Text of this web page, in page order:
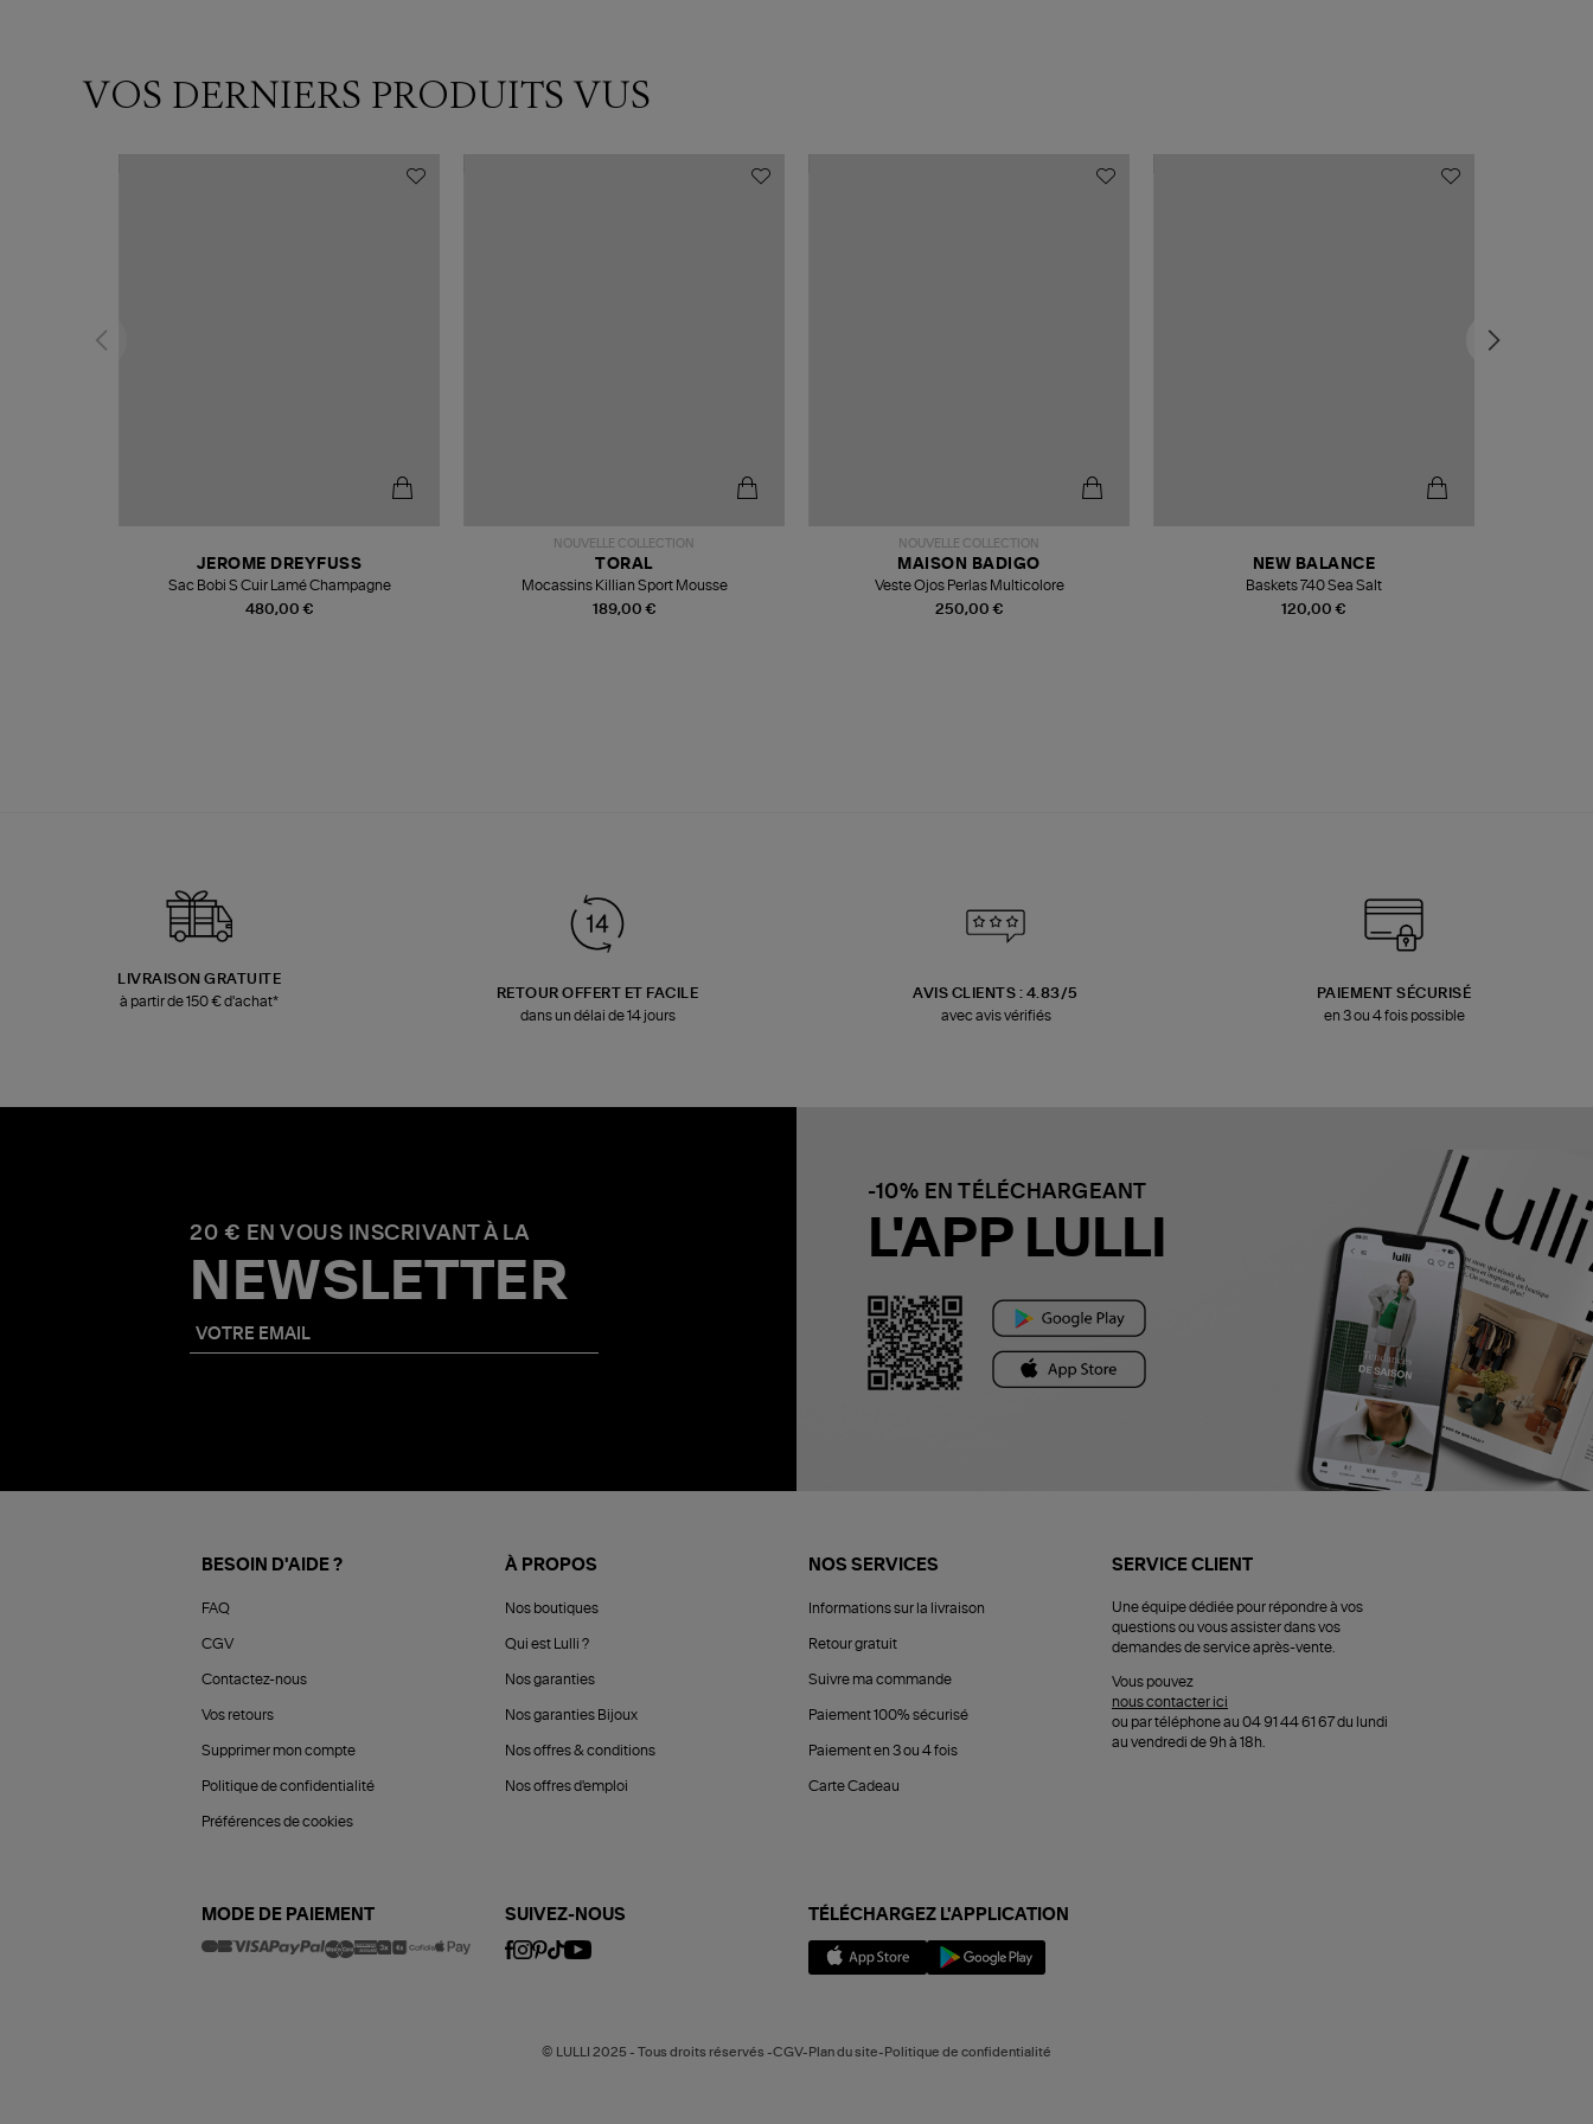
VOS DERNIERS PRODUITS VUS
480,00 €
JEROME DREYFUSS
Sac Bobi S Cuir Lamé Champagne
NOUVELLE COLLECTION
189,00 €
TORAL
Mocassins Killian Sport Mousse
NOUVELLE COLLECTION
250,00 €
MAISON BADIGO
Veste Ojos Perlas Multicolore
120,00 €
NEW BALANCE
Baskets 740 Sea Salt
LIVRAISON GRATUITE
à partir de 150 € d'achat*
RETOUR OFFERT ET FACILE
dans un délai de 14 jours
AVIS CLIENTS : 4.83/5
avec avis vérifiés
PAIEMENT SÉCURISÉ
en 3 ou 4 fois possible
20 € EN VOUS INSCRIVANT À LA
NEWSLETTER
-10% EN TÉLÉCHARGEANT
L'APP LULLI
BESOIN D'AIDE ?
FAQ
CGV
Contactez-nous
Vos retours
Supprimer mon compte
Politique de confidentialité
Préférences de cookies
À PROPOS
Nos boutiques
Qui est Lulli ?
Nos garanties
Nos garanties Bijoux
Nos offres & conditions
Nos offres d'emploi
NOS SERVICES
Informations sur la livraison
Retour gratuit
Suivre ma commande
Paiement 100% sécurisé
Paiement en 3 ou 4 fois
Carte Cadeau
SERVICE CLIENT
Une équipe dédiée pour répondre à vos
questions ou vous assister dans vos
demandes de service après-vente.
Vous pouvez
nous contacter ici
ou par téléphone au 04 91 44 61 67 du lundi
au vendredi de 9h à 18h.
MODE DE PAIEMENT SUIVEZ-NOUS TÉLÉCHARGEZ L'APPLICATION
© LULLI 2025 - Tous droits réservés -CGV-Plan du site-Politique de confidentialité